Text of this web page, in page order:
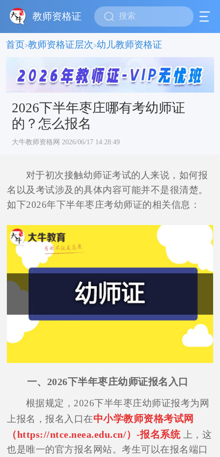
教师资格证
首页>教师资格证层次>幼儿教师资格证
2026下半年枣庄哪有考幼师证
的？怎么报名
大牛教师资格网 2026/06/17 14:28:49
对于初次接触幼师证考试的人来说，如何报
名以及考试涉及的具体内容可能并不是很清楚。
如下2026年下半年枣庄考幼师证的相关信息：
一、2026下半年枣庄幼师证报名入口
根据规定，2026下半年枣庄幼师证报考为网
上报名，报名入口在中小学教师资格考试网
（https://ntce.neea.edu.cn/）-报名系统上，这
也是唯一的官方报名网站。考生可以在报名端口